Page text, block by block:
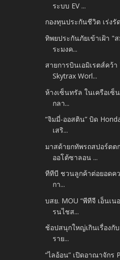
ระบบ EV ...
กองทุนประกันชีวิต เร่งรั
ทิพยประกันภัยเข้าเฝ้า "
ระมงค...
สายการบินเอมิเรตส์คว้
Skytrax Worl...
ห้างเซ็นทรัล ในเครือเซ็
กลา...
“จิมมี่-ออสติน” บิด
เสริ...
มาสด้ายกทัพรถสปอร์ตต
ออโต้ซาลอน ...
ทีทีบี ชวนลูกค้าต่อยอด
กา...
บสย. MOU “พีทีจี เอ็นเ
รนไชส...
ช้อปสนุกใหญ่เกินเรื่อง
ราย...
“ไลอ้อน” เปิดอาณาจักร